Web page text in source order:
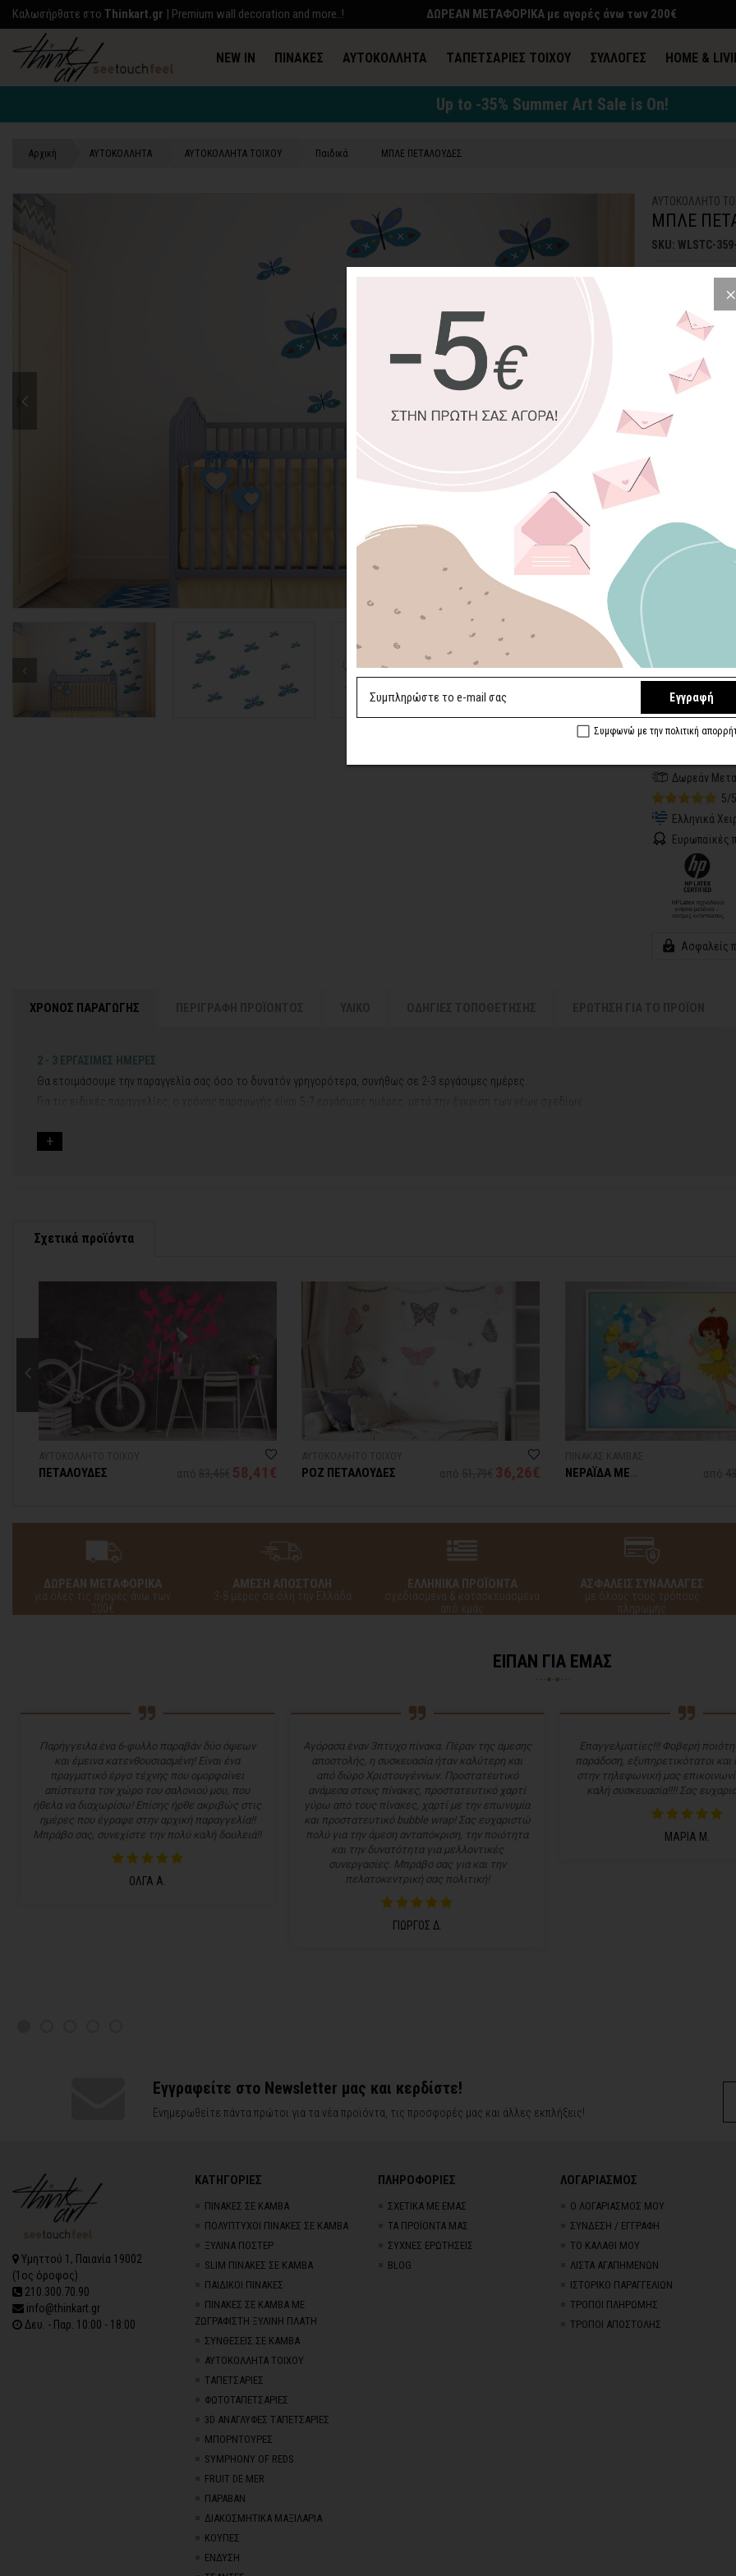
Kαλωσήρθατε στο Thinkart.gr | Premium wall decoration and more..! ΔΩΡΕΑΝ ΜΕΤΑΦΟΡΙΚΑ με αγορές άνω των 200€
NEW IN ΠΙΝΑΚΕΣ ΑΥΤΟΚΟΛΛΗΤΑ TΑΠΕΤΣΑΡΙΕΣ ΤΟΙΧΟΥ ΣΥΛΛΟΓΕΣ HOME &
Up to -35% Summer Art Sale is On!
Αρχική ΑΥΤΟΚΟΛΛΗΤΑ ΑΥΤΟΚΟΛΛΗΤΑ ΤΟΙΧΟΥ Παιδικά ΜΠΛΕ ΠΕΤΑΛΟΥΔΕΣ
ΑΥΤΟΚΟΛΛΗΤΟ
ΜΠΛΕ
SKU: WLSTC-
15,04€
Δώδεκα
δωματίου και
Μικρή Διάσταση
:
Μεσαία Διάσταση
Μεγάλη Διάσταση
Premium
Οικολογική
Αδιάβροχο,
Εύκολο
Ποιοτικό
Κατάλληλο
Επιλέξτε
95 x 29 εκ.
Ειδική
Αποστολή σε
Δωρεάν
5/
Ελληνικά
Ευρωπαϊκές
Ασφαλείς
ΧΡΟΝΟΣ ΠΑΡΑΓΩΓΗΣ
2 - 3 ΕΡΓΑΣΙΜΕΣ ΗΜΕΡΕΣ
Θα ετοιμάσουμε την παραγγελία σας όσο το δυνατόν γρηγορότερα, συνήθως σε 2-3 εργάσιμες ημέρες.
Για τις ειδικές παραγγελίες, ο χρόνος παραγωγής είναι 5-7 εργάσιμες ημέρες, μετά την έγκριση των νέων σχεδίων.
Για αυτές τις περιπτώσεις - φροντίστε την παραγγελία σας νωρίτερα!
Σχετικά προϊόντα
ΠΕΤΑΛΟΥΔΕΣ 58,41€ ΡΟΖ ΠΕΤΑΛΟΥΔΕΣ 36,26€
ΝΕΡΑΪΔΑ ΜΕ
ΔΩΡΕΑΝ ΜΕΤΑΦΟΡΙΚΑ
για όλες τις αγορές άνω των
200€
ΑΜΕΣΗ ΑΠΟΣΤΟΛΗ
3-8 μέρες σε όλη την Ελλάδα
ΕΛΛΗΝΙΚΑ ΠΡΟΪΟΝΤΑ
σχεδιασμένα & κατασκευασμένα
από εμάς
ΑΣΦΑΛΕΙΣ ΣΥΝΑΛΛΑΓΕΣ
με όλους τους τρόπους
πληρωμής
ΕΙΠΑΝ ΓΙΑ ΕΜΑΣ
Παρήγγειλα ένα 6-φυλλο παραβάν δύο όψεων
και έμεινα κατενθουσιασμένη! Είναι ένα
πραγματικό έργο τέχνης που ομορφαίνει
απίστευτα τον χώρο του σαλονιού μου, που
ήθελα να διαχωρίσω! Επίσης ήρθε ακριβώς στις
ημέρες που έγραφε στην αρχική παραγγελία!!
Μπράβο σας, συνεχίστε την πολύ καλή δουλειά!!
ΟΛΓΑ Α.
Αγόρασα έναν 3πτυχο πίνακα. Πέραν της άμεσης
αποστολής, η συσκευασία ήταν καλύτερη και
από δώρο Χριστουγέννων. Προστατευτικό
ανάμεσα στους πίνακες, προστατευτικό χαρτί
γύρω από τους πίνακες, χαρτί με την επωνυμία
και προστατευτικό bubble wrap! Σας ευχαριστώ
πολύ για την άμεση ανταπόκριση, την ποιότητα
και την δυνατότητα για μελλοντικές
συνεργασίες. Μπράβο σας για και την
πελατοκεντρική σας πολιτική!
ΓΙΩΡΓΟΣ Δ.
Επαγγελματίες!!! Φοβερή
παράδοση, εξυπηρετικότατοι και
στην τηλεφωνική μας
καλή συσκευασία!!!! Σας
ΜΑΡΙΑ Μ.
Εγγραφείτε στο Newsletter μας και κερδίστε!
Ενημερωθείτε πάντα πρώτοι για τα νέα προϊόντα, τις προσφορές μας και άλλες εκπλήξεις!
Υμηττού 1, Παιανία 19002
(1ος όροφος)
210.300.70.90
info@thinkart.gr
Δευ. - Παρ. 10:00 - 18:00
ΚΑΤΗΓΟΡΙΕΣ
ΠΙΝΑΚΕΣ ΣΕ ΚΑΜΒΑ
ΠΟΛΥΠΤΥΧΟΙ ΠΙΝΑΚΕΣ ΣΕ ΚΑΜΒΑ
ΞΥΛΙΝΑ ΠΟΣΤΕΡ
SLIM ΠΙΝΑΚΕΣ ΣΕ ΚΑΜΒΑ
ΠΑΙΔΙΚΟΙ ΠΙΝΑΚΕΣ
ΠΙΝΑΚΕΣ ΣΕ ΚΑΜΒΑ ΜΕ
ΖΩΓΡΑΦΙΣΤΗ ΞΥΛΙΝΗ ΠΛΑΤΗ
ΣΥΝΘΕΣΕΙΣ ΣΕ ΚΑΜΒΑ
ΑΥΤΟΚΟΛΛΗΤΑ ΤΟΙΧΟΥ
TΑΠΕΤΣΑΡΙΕΣ
ΦΩΤΟΤΑΠΕΤΣΑΡΙΕΣ
3D AΝΑΓΛΥΦΕΣ TΑΠΕΤΣΑΡΙΕΣ
ΜΠΟΡΝΤΟΥΡΕΣ
SYMPHONY OF REDS
FRUIT DE MER
ΠΑΡΑΒΑΝ
ΔΙΑΚΟΣΜΗΤΙΚΑ ΜΑΞΙΛΑΡΙΑ
ΚΟΥΠΕΣ
ΕΝΔΥΣΗ
ΠΛΗΡΟΦΟΡΙΕΣ
ΣΧΕΤΙΚΑ ΜΕ ΕΜΑΣ
ΤΑ ΠΡΟΪΟΝΤΑ ΜΑΣ
ΣΥΧΝΕΣ ΕΡΩΤΗΣΕΙΣ
BLOG
ΛΟΓΑΡΙΑΣΜΟΣ
Ο ΛΟΓΑΡΙΑΣΜΟΣ ΜΟΥ
ΣΥΝΔΕΣΗ / ΕΓΓΡΑΦΗ
ΤΟ ΚΑΛΑΘΙ ΜΟΥ
ΛΙΣΤΑ ΑΓΑΠΗΜΕΝΩΝ
ΙΣΤΟΡΙΚΟ ΠΑΡΑΓΓΕΛΙΩΝ
ΤΡΟΠΟΙ ΠΛΗΡΩΜΗΣ
ΤΡΟΠΟΙ ΑΠΟΣΤΟΛΗΣ
Εγγραφή
Συμφωνώ με την πολιτική